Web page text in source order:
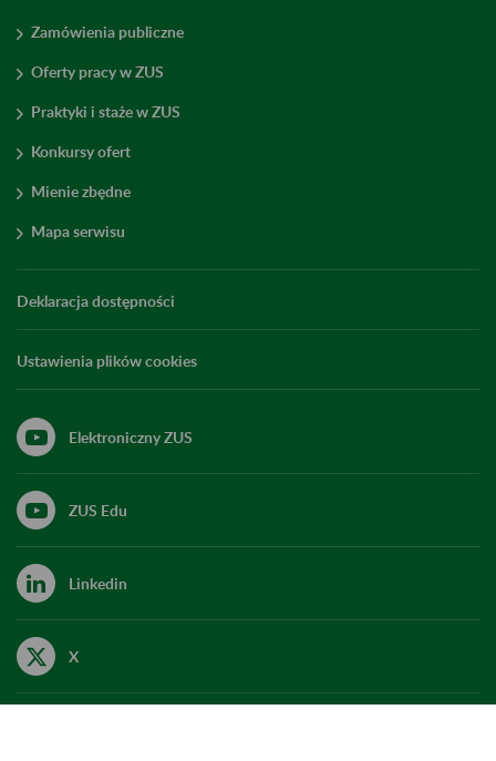
Zamówienia publiczne
Oferty pracy w ZUS
Praktyki i staże w ZUS
Konkursy ofert
Mienie zbędne
Mapa serwisu
Deklaracja dostępności
Ustawienia plików cookies
Elektroniczny ZUS
ZUS Edu
Linkedin
X